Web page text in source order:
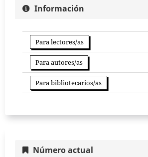
Información
Para lectores/as
Para autores/as
Para bibliotecarios/as
Número actual